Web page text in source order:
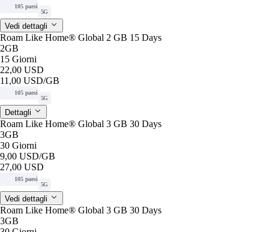
105 paesi
5G
Vedi dettagli
Roam Like Home® Global 2 GB 15 Days
2GB
15 Giorni
22,00 USD
11,00 USD/GB
105 paesi
5G
Dettagli
Roam Like Home® Global 3 GB 30 Days
3GB
30 Giorni
9,00 USD/GB
27,00 USD
105 paesi
5G
Vedi dettagli
Roam Like Home® Global 3 GB 30 Days
3GB